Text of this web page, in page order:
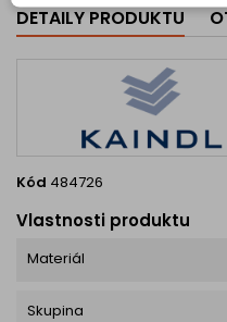
DETAILY PRODUKTU
Kód 484726
Vlastnosti produktu
Materiál
Skupina